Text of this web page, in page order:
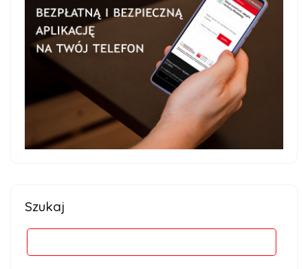
Szukaj